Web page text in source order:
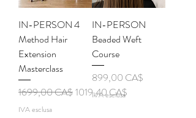
IN-PERSON 4
Method Hair
Extension
Masterclass
Prezzo regolare
1699,00 CA$Prezzo scontato
1019,40 CA$
IVA esclusa
IN-PERSON
Beaded Weft
Course
Prezzo
899,00 CA$
IVA esclusa